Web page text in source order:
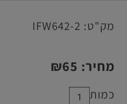
מק"ט: IFW642-2
מחיר: ₪65
כמות